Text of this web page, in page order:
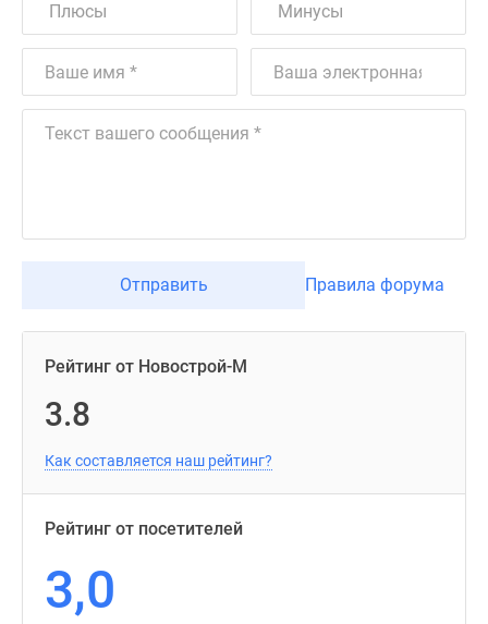
Отправить Правила форума
Рейтинг от Новострой-М
3.8
Как составляется наш рейтинг?
Рейтинг от посетителей
3,0